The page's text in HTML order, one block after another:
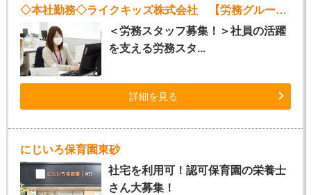
◇本社勤務◇ライクキッズ株式会社 【労務グループ】
＜労務スタッフ募集！＞社員の活躍
を支える労務スタ...
詳細を見る
にじいろ保育園東砂
社宅を利用可！認可保育園の栄養士
さん大募集！